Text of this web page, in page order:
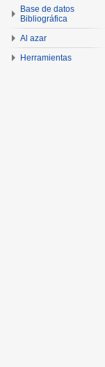
Base de datos
Bibliográfica
Al azar
Herramientas